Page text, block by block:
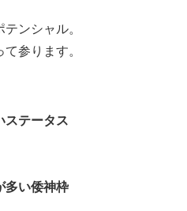
ンシャル。
参ります。
ステータス
多い倭神枠